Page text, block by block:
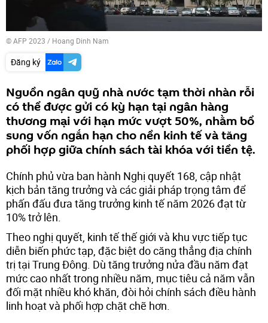
© AFP 2023 / Hoang Dinh Nam
Đăng ký
Nguồn ngân quỹ nhà nước tạm thời nhàn rỗi
có thể được gửi có kỳ hạn tại ngân hàng
thương mại với hạn mức vượt 50%, nhằm bổ
sung vốn ngắn hạn cho nền kinh tế và tăng
phối hợp giữa chính sách tài khóa với tiền tệ.
Chính phủ vừa ban hành Nghị quyết 168, cập nhật
kịch bản tăng trưởng và các giải pháp trọng tâm để
phấn đấu đưa tăng trưởng kinh tế năm 2026 đạt từ
10% trở lên.
Theo nghị quyết, kinh tế thế giới và khu vực tiếp tục
diễn biến phức tạp, đặc biệt do căng thẳng địa chính
trị tại Trung Đông. Dù tăng trưởng nửa đầu năm đạt
mức cao nhất trong nhiều năm, mục tiêu cả năm vẫn
đối mặt nhiều khó khăn, đòi hỏi chính sách điều hành
linh hoạt và phối hợp chặt chẽ hơn.